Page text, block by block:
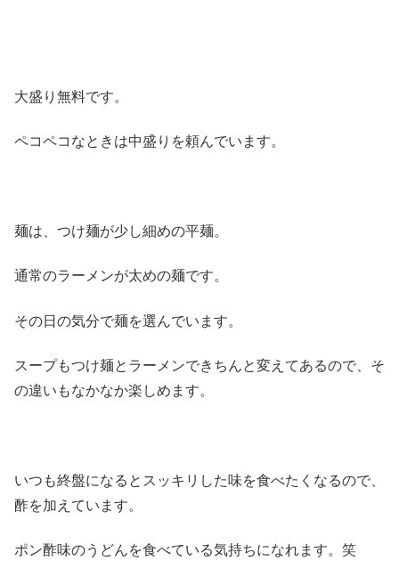
大盛り無料です。
ペコペコなときは中盛りを頼んでいます。
麺は、つけ麺が少し細めの平麺。
通常のラーメンが太めの麺です。
その日の気分で麺を選んでいます。
スープもつけ麺とラーメンできちんと変えてあるので、そ
の違いもなかなか楽しめます。
いつも終盤になるとスッキリした味を食べたくなるので、
酢を加えています。
ポン酢味のうどんを食べている気持ちになれます。笑